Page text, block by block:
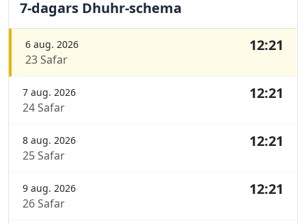
7-dagars Dhuhr-schema
6 aug. 2026
23 Safar
12:21
7 aug. 2026
24 Safar
12:21
8 aug. 2026
25 Safar
12:21
9 aug. 2026
26 Safar
12:21